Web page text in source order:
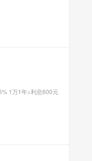
1万1年=利息600元